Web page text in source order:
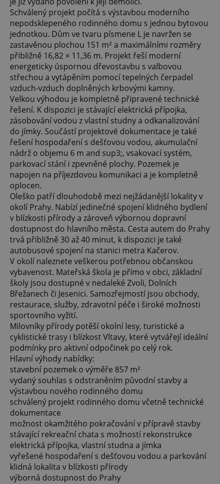
Schválený projekt počítá s výstavbou moderního
nepodsklepeného rodinného domu s jednou bytovou
jednotkou. Dům ve tvaru písmene L je navržen se
zastavěnou plochou 151 m² a maximálními rozměry
přibližně 16,82 × 11,36 m. Projekt řeší moderní
energeticky úspornou dřevostavbu s valbovou
střechou a vytápěním pomocí tepelných čerpadel
vzduch-vzduch doplněných krbovými kamny.
Velkou výhodou je kompletně připravené technické
řešení. K dispozici je stávající elektrická přípojka,
zásobování vodou z vlastní studny a odkanalizování
do jímky. Součástí projektové dokumentace je také
řešení hospodaření s dešťovou vodou, akumulační
nádrž o objemu 6 m and sup3;, vsakovací systém,
parkovací stání i zpevněné plochy. Pozemek je
napojen na příjezdovou komunikaci a je kompletně
oplocen.
Oleško patří dlouhodobě mezi nejžádanější lokality v
okolí Prahy. Nabízí jedinečné spojení klidného bydlení
v blízkosti přírody a zároveň výbornou dopravní
dostupnost do hlavního města. Cesta autem do Prahy
trvá přibližně 30 až 40 minut, k dispozici je také
autobusové spojení na stanici metra Kačerov.
V okolí naleznete veškerou potřebnou občanskou
vybavenost. Mateřská škola je přímo v obci, základní
školy jsou dostupné v nedaleké Zvoli, Dolních
Břežanech či Jesenici. Samozřejmostí jsou obchody,
restaurace, služby, zdravotní péče i široké možnosti
sportovního vyžití.
Milovníky přírody potěší okolní lesy, turistické a
cyklistické trasy i blízkost Vltavy, které vytvářejí ideální
podmínky pro aktivní odpočinek po celý rok.
Hlavní výhody nabídky:
stavební pozemek o výměře 857 m²
vydaný souhlas s odstraněním původní stavby a
výstavbou nového rodinného domu
schválený projekt rodinného domu včetně technické
dokumentace
možnost okamžitého pokračování v přípravě stavby
stávající rekreační chata s možností rekonstrukce
elektrická přípojka, vlastní studna a jímka
vyřešené hospodaření s dešťovou vodou a parkování
klidná lokalita v blízkosti přírody
výborná dostupnost do Prahy